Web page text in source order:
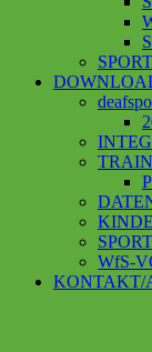
WfS-
KONTAKT/